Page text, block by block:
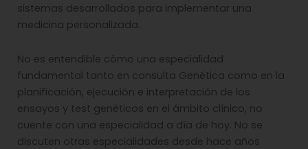
sistemas desarrollados para implementar una
medicina personalizada.
No es entendible cómo una especialidad
fundamental tanto en consulta Genética como en la
planificación, ejecución e interpretación de los
ensayos y test genéticos en el ámbito clínico, no
cuente con una especialidad a día de hoy. No se
discuten otras especialidades desde hace años